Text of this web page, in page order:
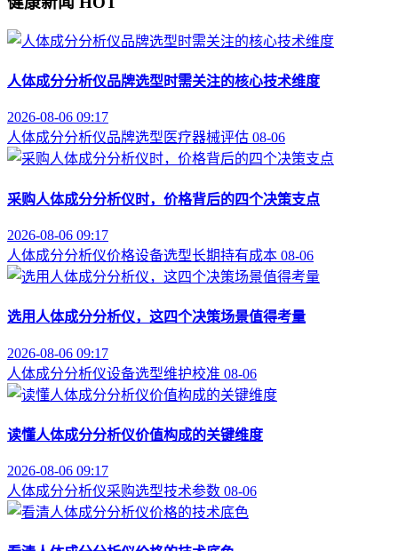
人体成分分析仪品牌选型时需关注的核心技术维度
2026-08-06 09:17
人体成分分析仪品牌选型 医疗器械评估 08-06
采购人体成分分析仪时，价格背后的四个决策支点
2026-08-06 09:17
人体成分分析仪价格设备选型长期持有成本 08-06
选用人体成分分析仪，这四个决策场景值得考量
2026-08-06 09:17
人体成分分析仪设备选型维护校准 08-06
读懂人体成分分析仪价值构成的关键维度
2026-08-06 09:17
人体成分分析仪采购选型技术参数 08-06